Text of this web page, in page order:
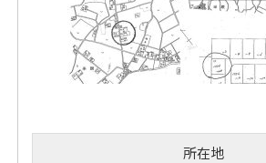
所在地